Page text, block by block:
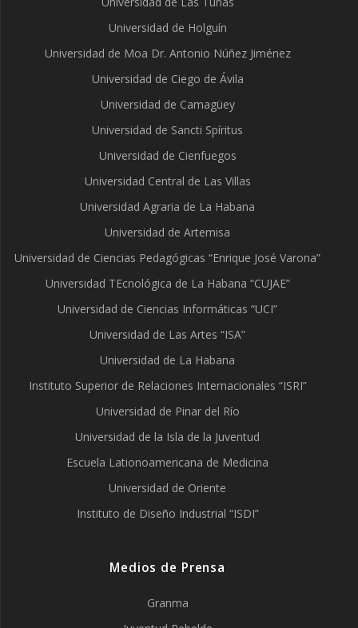
Universidad de Holguín
Universidad de Moa Dr. Antonio Núñez Jiménez
Universidad de Ciego de Ávila
Universidad de Camagüey
Universidad de Sancti Spíritus
Universidad de Cienfuegos
Universidad Central de Las Villas
Universidad Agraria de La Habana
Universidad de Artemisa
Universidad de Ciencias Pedagógicas “Enrique José Varona”
Universidad TEcnológica de La Habana “CUJAE”
Universidad de Ciencias Informáticas “UCI”
Universidad de Las Artes “ISA”
Universidad de La Habana
Instituto Superior de Relaciones Internacionales “ISRI”
Universidad de Pinar del Río
Universidad de la Isla de la Juventud
Escuela Lationoamericana de Medicina
Universidad de Oriente
Instituto de Diseño Industrial “ISDI”
Medios de Prensa
Granma